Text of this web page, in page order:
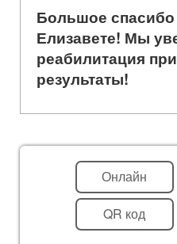
Большое спасибо
Елизавете! Мы
реабилитация
результаты!
Онлайн
QR код